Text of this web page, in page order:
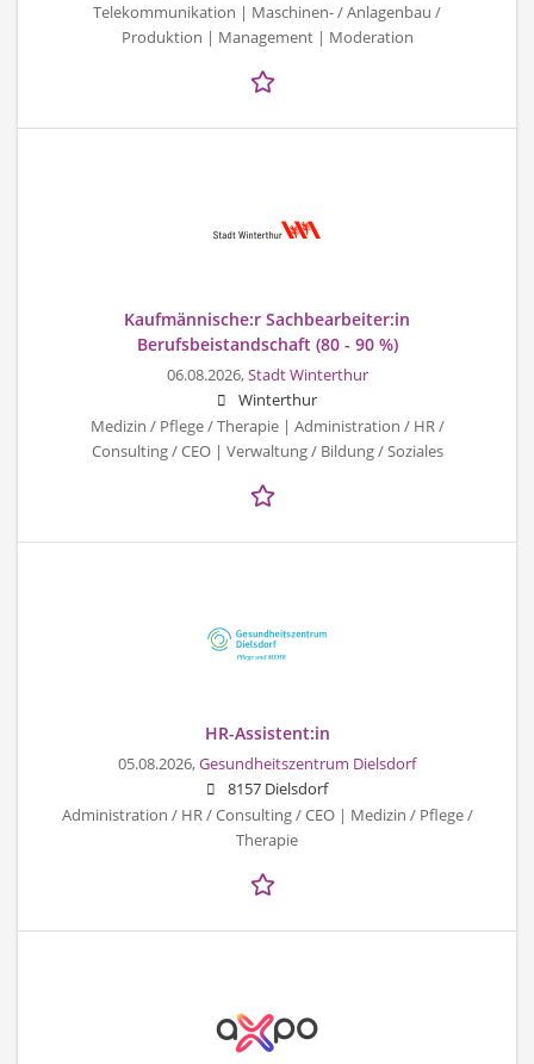
Telekommunikation | Maschinen- / Anlagenbau /
Produktion | Management | Moderation
Kaufmännische:r Sachbearbeiter:in
Berufsbeistandschaft (80 - 90 %)
06.08.2026,Stadt Winterthur
Winterthur
Medizin / Pflege / Therapie | Administration / HR /
Consulting / CEO | Verwaltung / Bildung / Soziales
HR-Assistent:in
05.08.2026,Gesundheitszentrum Dielsdorf
8157 Dielsdorf
Administration / HR / Consulting / CEO | Medizin / Pflege /
Therapie